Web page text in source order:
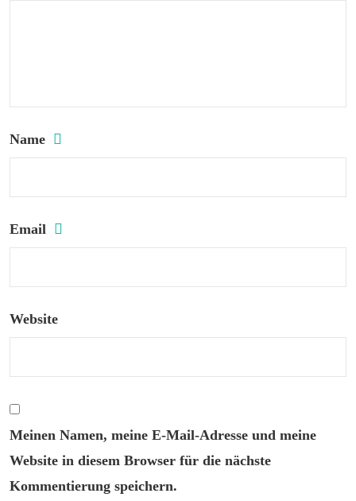
Name
Email
Website
Meinen Namen, meine E-Mail-Adresse und meine
Website in diesem Browser für die nächste
Kommentierung speichern.